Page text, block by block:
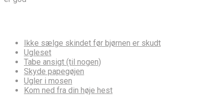
Ikke sælge skindet før bjørnen er skudt
Ugleset
Tabe ansigt (til nogen)
Skyde papegøjen
Ugler i mosen
Kom ned fra din høje hest